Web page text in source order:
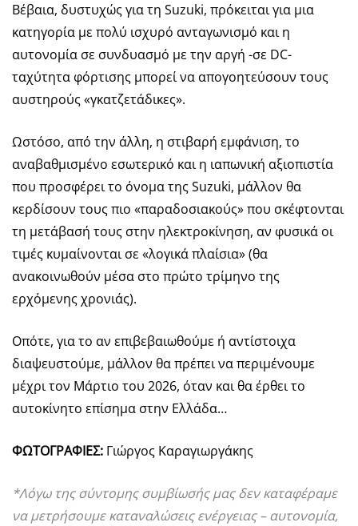
Βέβαια, δυστυχώς για τη Suzuki, πρόκειται για μια
κατηγορία με πολύ ισχυρό ανταγωνισμό και η
αυτονομία σε συνδυασμό με την αργή -σε DC-
ταχύτητα φόρτισης μπορεί να απογοητεύσουν τους
αυστηρούς «γκατζετάδικες».
Ωστόσο, από την άλλη, η στιβαρή εμφάνιση, το
αναβαθμισμένο εσωτερικό και η ιαπωνική αξιοπιστία
που προσφέρει το όνομα της Suzuki, μάλλον θα
κερδίσουν τους πιο «παραδοσιακούς» που σκέφτονται
τη μετάβασή τους στην ηλεκτροκίνηση, αν φυσικά οι
τιμές κυμαίνονται σε «λογικά πλαίσια» (θα
ανακοινωθούν μέσα στο πρώτο τρίμηνο της
ερχόμενης χρονιάς).
Οπότε, για το αν επιβεβαιωθούμε ή αντίστοιχα
διαψευστούμε, μάλλον θα πρέπει να περιμένουμε
μέχρι τον Μάρτιο του 2026, όταν και θα έρθει το
αυτοκίνητο επίσημα στην Ελλάδα…
ΦΩΤΟΓΡΑΦΙΕΣ: Γιώργος Καραγιωργάκης
*Λόγω της σύντομης συμβίωσής μας δεν καταφέραμε
να μετρήσουμε καταναλώσεις ενέργειας – αυτονομία,